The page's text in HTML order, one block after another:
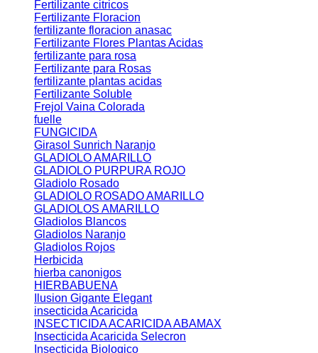
Fertilizante citricos
Fertilizante Floracion
fertilizante floracion anasac
Fertilizante Flores Plantas Acidas
fertilizante para rosa
Fertilizante para Rosas
fertilizante plantas acidas
Fertilizante Soluble
Frejol Vaina Colorada
fuelle
FUNGICIDA
Girasol Sunrich Naranjo
GLADIOLO AMARILLO
GLADIOLO PURPURA ROJO
Gladiolo Rosado
GLADIOLO ROSADO AMARILLO
GLADIOLOS AMARILLO
Gladiolos Blancos
Gladiolos Naranjo
Gladiolos Rojos
Herbicida
hierba canonigos
HIERBABUENA
Ilusion Gigante Elegant
insecticida Acaricida
INSECTICIDA ACARICIDA ABAMAX
Insecticida Acaricida Selecron
Insecticida Biologico